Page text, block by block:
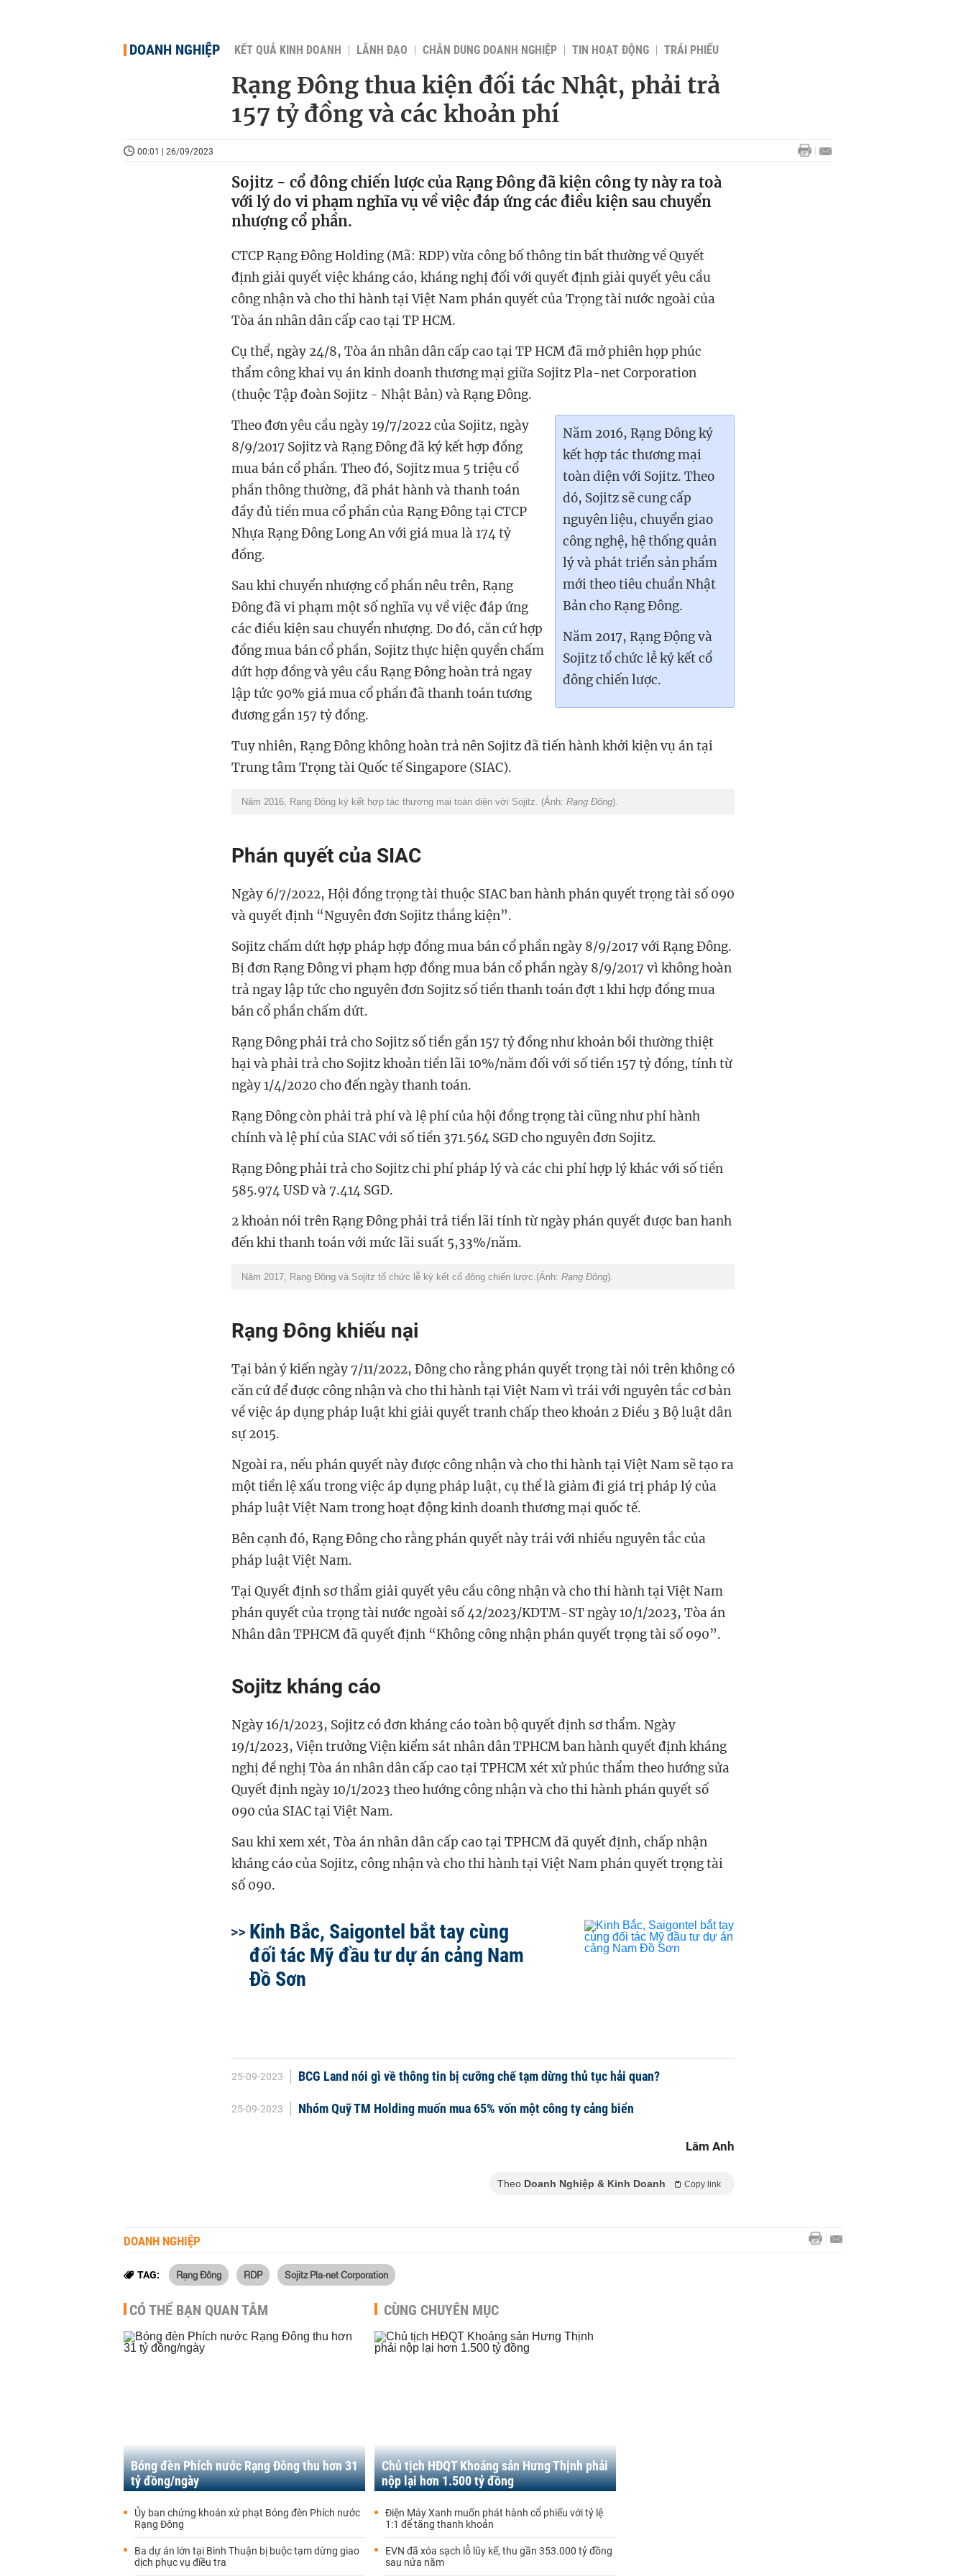
DOANH NGHIỆP KẾT QUẢ KINH DOANH LÃNH ĐẠO CHÂN DUNG DOANH NGHIỆP TIN HOẠT ĐỘNG TRÁI PHIẾU
Rạng Đông thua kiện đối tác Nhật, phải trả
157 tỷ đồng và các khoản phí
00:01 | 26/09/2023
Sojitz - cổ đông chiến lược của Rạng Đông đã kiện công ty này ra toà
với lý do vi phạm nghĩa vụ về việc đáp ứng các điều kiện sau chuyển
nhượng cổ phần.
CTCPRạng Đông Holding(Mã: RDP)vừa công bố thông tin bất thường về Quyết
định giải quyết việc kháng cáo, kháng nghị đối với quyết định giải quyết yêu cầu
công nhận và cho thi hành tại Việt Nam phán quyết của Trọng tài nước ngoài của
Tòa án nhân dân cấp cao tại TP HCM.
Cụ thể, ngày 24/8, Tòa án nhân dân cấp cao tại TP HCM đã mở phiên họp phúc
thẩm công khai vụ án kinh doanh thương mại giữa Sojitz Pla-net Corporation
(thuộc Tập đoàn Sojitz - Nhật Bản) và Rạng Đông.
Năm 2016, Rạng Đông ký
kết hợp tác thương mại
toàn diện với Sojitz. Theo
dó, Sojitz sẽ cung cấp
nguyên liệu, chuyển giao
công nghệ, hệ thống quản
lý và phát triển sản phẩm
mới theo tiêu chuẩn Nhật
Bản cho Rạng Đông.
Năm 2017, Rạng Động và
Sojitz tổ chức lễ ký kết cổ
đông chiến lược.
Theo đơn yêu cầu ngày 19/7/2022 của Sojitz, ngày
8/9/2017 Sojitz và Rạng Đông đã ký kết hợp đồng
mua bán cổ phần. Theo đó, Sojitz mua 5 triệu cổ
phần thông thường, đã phát hành và thanh toán
đầy đủ tiền mua cổ phần của Rạng Đông tại CTCP
Nhựa Rạng Đông Long An với giá mua là 174 tỷ
đồng.
Sau khi chuyển nhượng cổ phần nêu trên, Rạng
Đông đã vi phạm một số nghĩa vụ về việc đáp ứng
các điều kiện sau chuyển nhượng. Do đó, căn cứ hợp
đồng mua bán cổ phần, Sojitz thực hiện quyền chấm
dứt hợp đồng và yêu cầu Rạng Đông hoàn trả ngay
lập tức 90% giá mua cổ phần đã thanh toán tương
đương gần 157 tỷ đồng.
Tuy nhiên, Rạng Đông không hoàn trả nên Sojitz đã tiến hành khởi kiện vụ án tại
Trung tâm Trọng tài Quốc tế Singapore (SIAC).
Năm 2016, Rạng Đông ký kết hợp tác thương mại toàn diện với Sojitz. (Ảnh: Rạng Đông).
Phán quyết của SIAC
Ngày 6/7/2022, Hội đồng trọng tài thuộc SIAC ban hành phán quyết trọng tài số 090
và quyết định “Nguyên đơn Sojitz thắng kiện”.
Sojitz chấm dứt hợp pháp hợp đồng mua bán cổ phần ngày 8/9/2017 với Rạng Đông.
Bị đơn Rạng Đông vi phạm hợp đồng mua bán cổ phần ngày 8/9/2017 vì không hoàn
trả ngay lập tức cho nguyên đơn Sojitz số tiền thanh toán đợt 1 khi hợp đồng mua
bán cổ phần chấm dứt.
Rạng Đông phải trả cho Sojitz số tiền gần 157 tỷ đồng như khoản bồi thường thiệt
hại và phải trả cho Sojitz khoản tiền lãi 10%/năm đối với số tiền 157 tỷ đồng, tính từ
ngày 1/4/2020 cho đến ngày thanh toán.
Rạng Đông còn phải trả phí và lệ phí của hội đồng trọng tài cũng như phí hành
chính và lệ phí của SIAC với số tiền 371.564 SGD cho nguyên đơn Sojitz.
Rạng Đông phải trả cho Sojitz chi phí pháp lý và các chi phí hợp lý khác với số tiền
585.974 USD và 7.414 SGD.
2 khoản nói trên Rạng Đông phải trả tiền lãi tính từ ngày phán quyết được ban hanh
đến khi thanh toán với mức lãi suất 5,33%/năm.
Năm 2017, Rạng Động và Sojitz tổ chức lễ ký kết cổ đông chiến lược.(Ảnh: Rạng Đông).
Rạng Đông khiếu nại
Tại bản ý kiến ngày 7/11/2022, Đông cho rằng phán quyết trọng tài nói trên không có
căn cứ để được công nhận và cho thi hành tại Việt Nam vì trái với nguyên tắc cơ bản
về việc áp dụng pháp luật khi giải quyết tranh chấp theo khoản 2 Điều 3 Bộ luật dân
sự 2015.
Ngoài ra, nếu phán quyết này được công nhận và cho thi hành tại Việt Nam sẽ tạo ra
một tiền lệ xấu trong việc áp dụng pháp luật, cụ thể là giảm đi giá trị pháp lý của
pháp luật Việt Nam trong hoạt động kinh doanh thương mại quốc tế.
Bên cạnh đó, Rạng Đông cho rằng phán quyết này trái với nhiều nguyên tắc của
pháp luật Việt Nam.
Tại Quyết định sơ thẩm giải quyết yêu cầu công nhận và cho thi hành tại Việt Nam
phán quyết của trọng tài nước ngoài số 42/2023/KDTM-ST ngày 10/1/2023, Tòa án
Nhân dân TPHCM đã quyết định “Không công nhận phán quyết trọng tài số 090”.
Sojitz kháng cáo
Ngày 16/1/2023, Sojitz có đơn kháng cáo toàn bộ quyết định sơ thẩm. Ngày
19/1/2023, Viện trưởng Viện kiểm sát nhân dân TPHCM ban hành quyết định kháng
nghị đề nghị Tòa án nhân dân cấp cao tại TPHCM xét xử phúc thẩm theo hướng sửa
Quyết định ngày 10/1/2023 theo hướng công nhận và cho thi hành phán quyết số
090 của SIAC tại Việt Nam.
Sau khi xem xét, Tòa án nhân dân cấp cao tại TPHCM đã quyết định, chấp nhận
kháng cáo của Sojitz, công nhận và cho thi hành tại Việt Nam phán quyết trọng tài
số 090.
Kinh Bắc, Saigontel bắt tay cùng
đối tác Mỹ đầu tư dự án cảng Nam
Đồ Sơn
25-09-2023 BCG Land nói gì về thông tin bị cưỡng chế tạm dừng thủ tục hải quan?
25-09-2023 Nhóm Quỹ TM Holding muốn mua 65% vốn một công ty cảng biển
Lâm Anh
Theo Doanh Nghiệp & Kinh Doanh Copy link
DOANH NGHIỆP
TAG: Rạng Đông RDP Sojitz Pla-net Corporation
CÓ THỂ BẠN QUAN TÂM
Bóng đèn Phích nước Rạng Đông thu hơn 31
tỷ đồng/ngày
Ủy ban chứng khoán xử phạt Bóng đèn Phích nước
Rạng Đông
Ba dự án lớn tại Bình Thuận bị buộc tạm dừng giao
dịch phục vụ điều tra
CÙNG CHUYÊN MỤC
Chủ tịch HĐQT Khoáng sản Hưng Thịnh phải
nộp lại hơn 1.500 tỷ đồng
Điện Máy Xanh muốn phát hành cổ phiếu với tỷ lệ
1:1 để tăng thanh khoản
EVN đã xóa sạch lỗ lũy kế, thu gần 353.000 tỷ đồng
sau nửa năm